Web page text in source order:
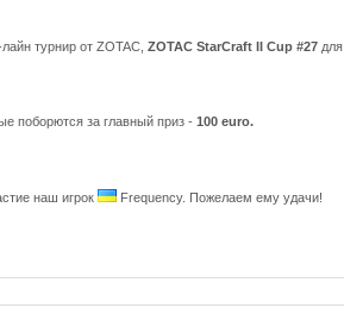
турнир от ZOTAC, ZOTAC StarCraft II Cup #27 для
поборются за главный приз - 100 euro.
наш игрок Frequency. Пожелаем ему удачи!